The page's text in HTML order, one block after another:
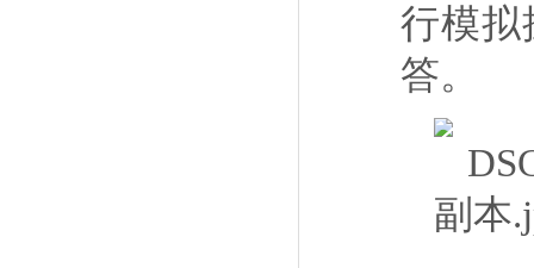
行模拟
答。